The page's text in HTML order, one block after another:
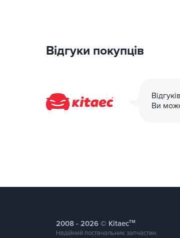
Відгуки покупців
Ви
2008 - © Kitaecтм
Надійний постачальник запчастин.